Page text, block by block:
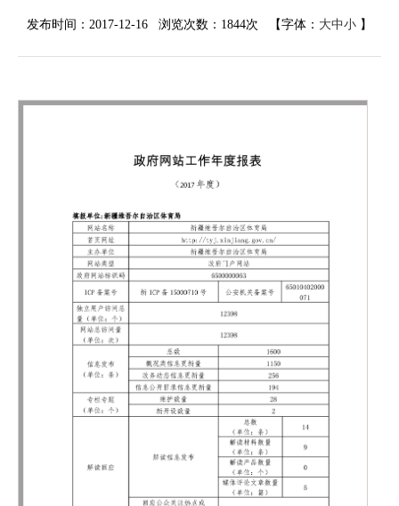
发布时间：2017-12-16 浏览次数： 1844次 【字体： 大中小 】